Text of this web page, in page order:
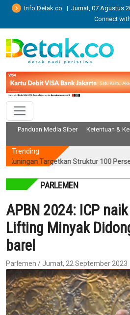
Info Detak.co | Jumat, 07 Agustus
Connect
Panduan Media Siber Ketentuan &
Trending
Targetkan Struktur 100 Persen
PARLEMEN
APBN 2024: ICP
Lifting Minyak
barel
Parlemen / Jumat, 22 September 2023